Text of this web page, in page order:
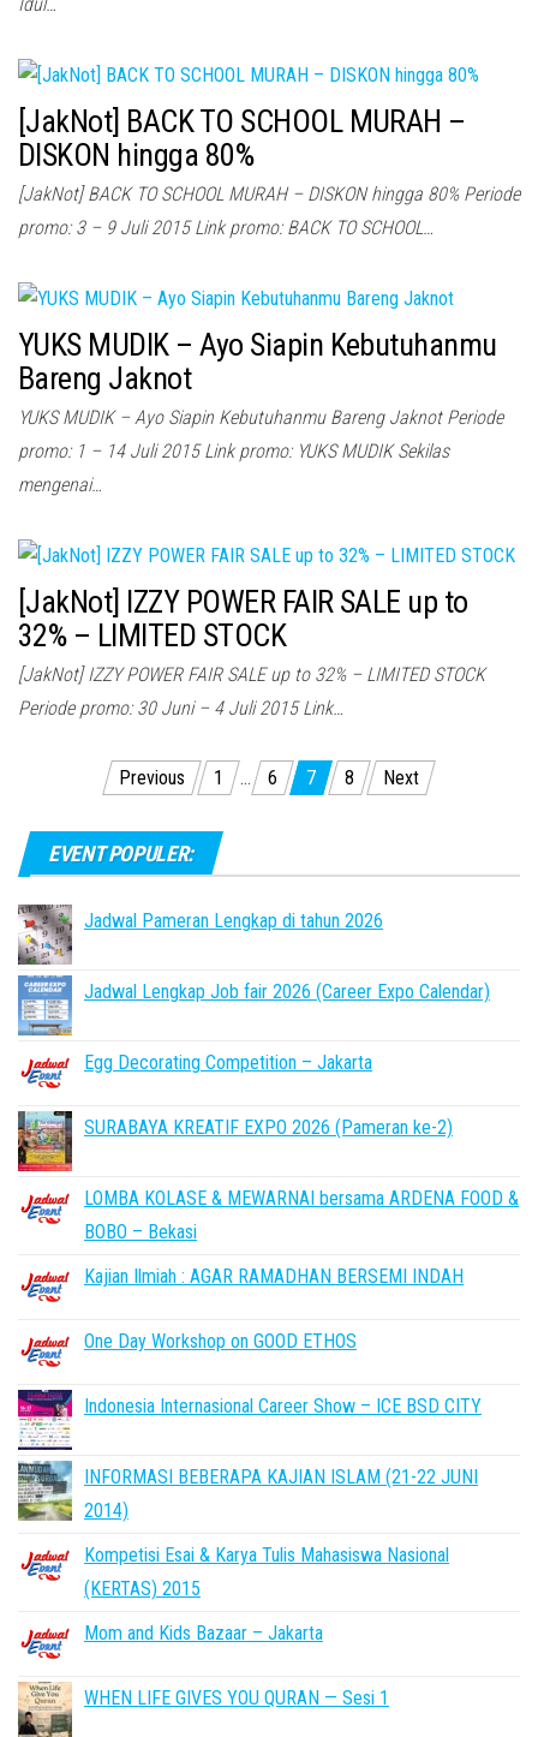
[JakNot] BACK TO SCHOOL MURAH –
DISKON hingga 80%
[JakNot] BACK TO SCHOOL MURAH – DISKON hingga 80% Periode
promo: 3 – 9 Juli 2015 Link promo: BACK TO SCHOOL…
YUKS MUDIK – Ayo Siapin Kebutuhanmu
Bareng Jaknot
YUKS MUDIK – Ayo Siapin Kebutuhanmu Bareng Jaknot Periode
promo: 1 – 14 Juli 2015 Link promo: YUKS MUDIK Sekilas
mengenai…
[JakNot] IZZY POWER FAIR SALE up to
32% – LIMITED STOCK
[JakNot] IZZY POWER FAIR SALE up to 32% – LIMITED STOCK
Periode promo: 30 Juni – 4 Juli 2015 Link…
Previous 1 … 6 7 8 Next
EVENT POPULER:
Jadwal Pameran Lengkap di tahun 2026
Jadwal Lengkap Job fair 2026 (Career Expo Calendar)
Egg Decorating Competition – Jakarta
SURABAYA KREATIF EXPO 2026 (Pameran ke-2)
LOMBA KOLASE & MEWARNAI bersama ARDENA FOOD &
BOBO – Bekasi
Kajian Ilmiah : AGAR RAMADHAN BERSEMI INDAH
One Day Workshop on GOOD ETHOS
Indonesia Internasional Career Show – ICE BSD CITY
INFORMASI BEBERAPA KAJIAN ISLAM (21-22 JUNI
2014)
Kompetisi Esai & Karya Tulis Mahasiswa Nasional
(KERTAS) 2015
Mom and Kids Bazaar – Jakarta
WHEN LIFE GIVES YOU QURAN — Sesi 1